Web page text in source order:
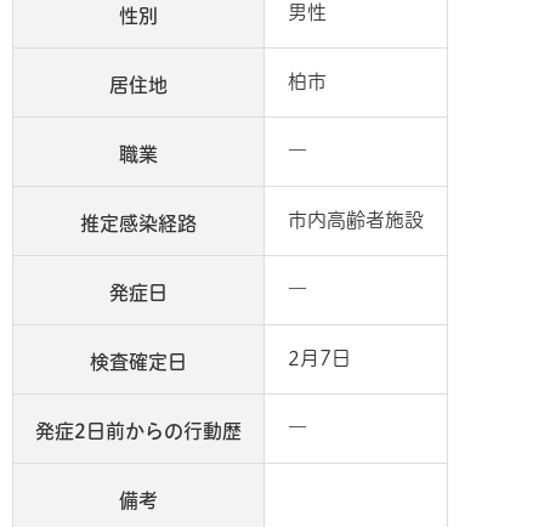
性別 男性
居住地 柏市
職業 ―
推定感染経路 市内高齢者施設
発症日 ―
検査確定日 2月7日
発症2日前からの行動歴 ―
備考